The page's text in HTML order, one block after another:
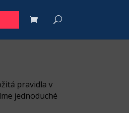
pravidla v
jednoduché